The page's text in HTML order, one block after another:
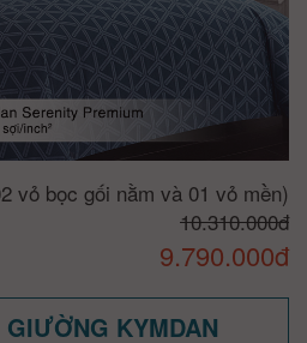
vỏ bọc gối nằm và 01 vỏ mền)
10.310.000đ
9.790.000đ
KYMDAN